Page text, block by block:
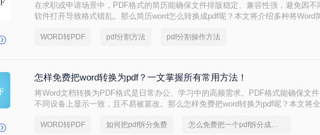
在求职或申请场景中，PDF格式的简历能确保文件排版稳定、兼容性强，避免因不
软件打开导致格式错乱。那么简历word怎么转换成pdf呢？本文将介绍多种将Word
WORD转PDF pdf分割方法 pdf分割操作方法
怎样免费把word转换为pdf？一文掌握所有常用方法！
将Word文档转换为PDF格式是日常办公、学习中的高频需求。PDF格式能确保文
不同设备上显示一致，且不易被篡改。那么怎样免费把word转换为pdf呢？本文将全
WORD转PDF 如何把pdf拆分免费 怎么免费把一个pdf拆分成多个